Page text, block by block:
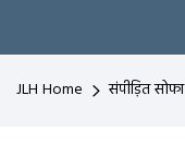
JLH Home संपीड़ित सोफा